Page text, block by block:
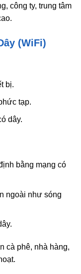
công ty, trung tâm
(WiFi)
bị.
tạp.
dây.
bằng mạng có
ngoài như sóng
cà phê, nhà hàng,